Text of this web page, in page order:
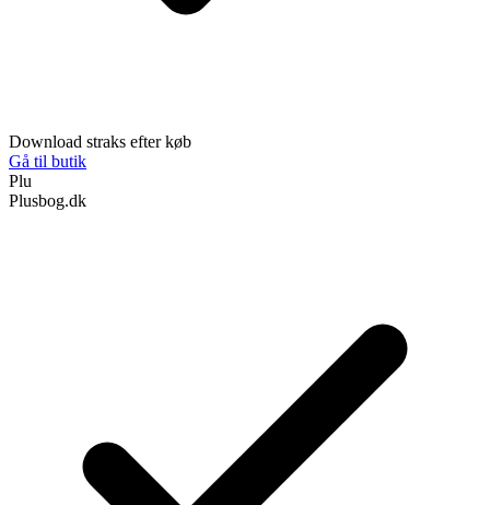
Download straks efter køb
Gå til butik
Plu
Plusbog.dk